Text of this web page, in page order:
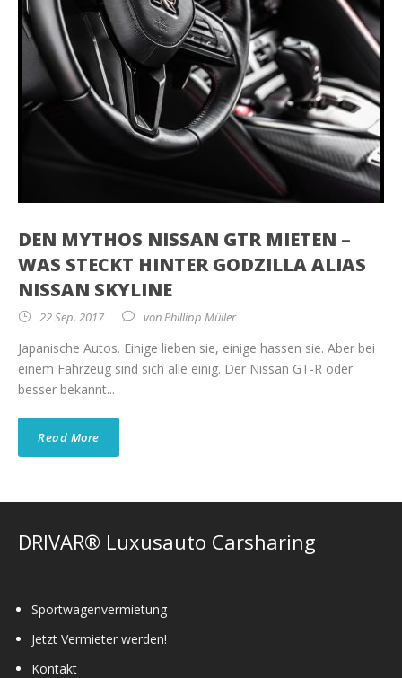
DEN MYTHOS NISSAN GTR MIETEN –
WAS STECKT HINTER GODZILLA ALIAS
NISSAN SKYLINE
22 Sep. 2017 vonPhillipp Müller
Japanische Autos. Einige lieben sie, einige hassen sie. Aber bei
einem Fahrzeug sind sich alle einig. Der Nissan GT-R oder
besser bekannt...
Read More
DRIVAR® Luxusauto Carsharing
Sportwagenvermietung
Jetzt Vermieter werden!
Kontakt